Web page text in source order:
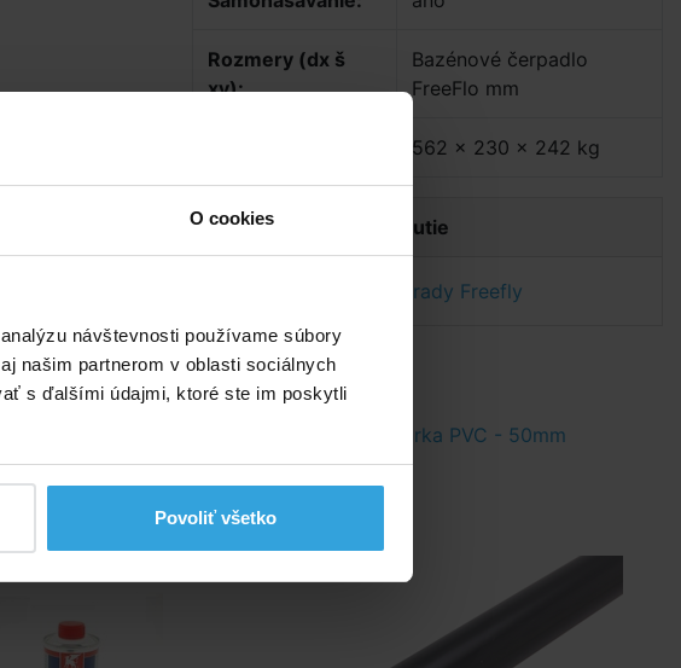
O cookies
návštevnosti používame súbory
našim partnerom v oblasti sociálnych
s ďalšími údajmi, ktoré ste im poskytli
Povoliť všetko
Rozmery (dx š
xv):
Bazénové čerpadlo
FreeFlo mm
562 x 230 x 242 kg
Dokumenty na stiahnutie
Návod na čerpadlá rady Freefly
Rúrka PVC - 50mm